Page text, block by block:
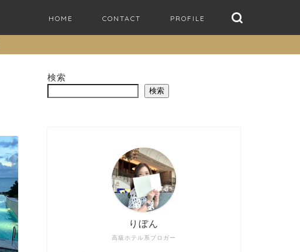
HOME CONTACT PROFILE
検索
検索
高級ホテル系ブロガー
りぼん